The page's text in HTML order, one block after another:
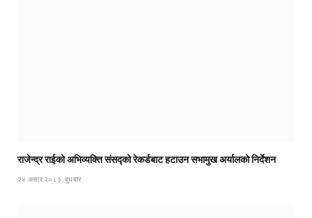
राजेन्द्र राईको अभिव्यक्ति संसद्को रेकर्डबाट हटाउन सभामुख अर्यालको निर्देशन
२४ असार २०८३, बुधबार